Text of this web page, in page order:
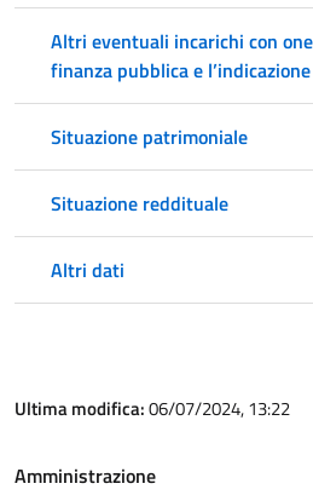
Altri eventuali incarichi con
finanza pubblica e
Situazione patrimoniale
Situazione reddituale
Altri dati
Ultima modifica:06/07/2024, 13:22
Amministrazione